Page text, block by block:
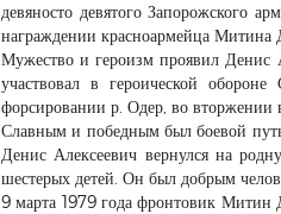
девяносто девятого Запорожского
награждении красноармейца Митина
Мужество и героизм проявил Денис
участвовал в героической
форсировании р. Одер, во вторжении
Славным и победным был боевой
Денис Алексеевич вернулся на
шестерых детей. Он был добрым
9 марта 1979 года фронтовик